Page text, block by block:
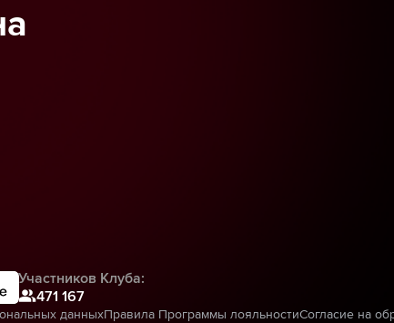
Участников Клуба:
471 167
данныхПравила Программы лояльностиСогласие на